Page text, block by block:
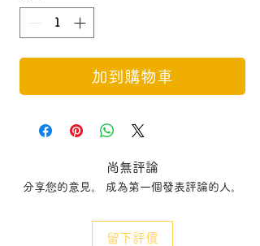
加到購物車
尚無評論
分享您的意見。 成為第一個發表評論的人。
留下評價